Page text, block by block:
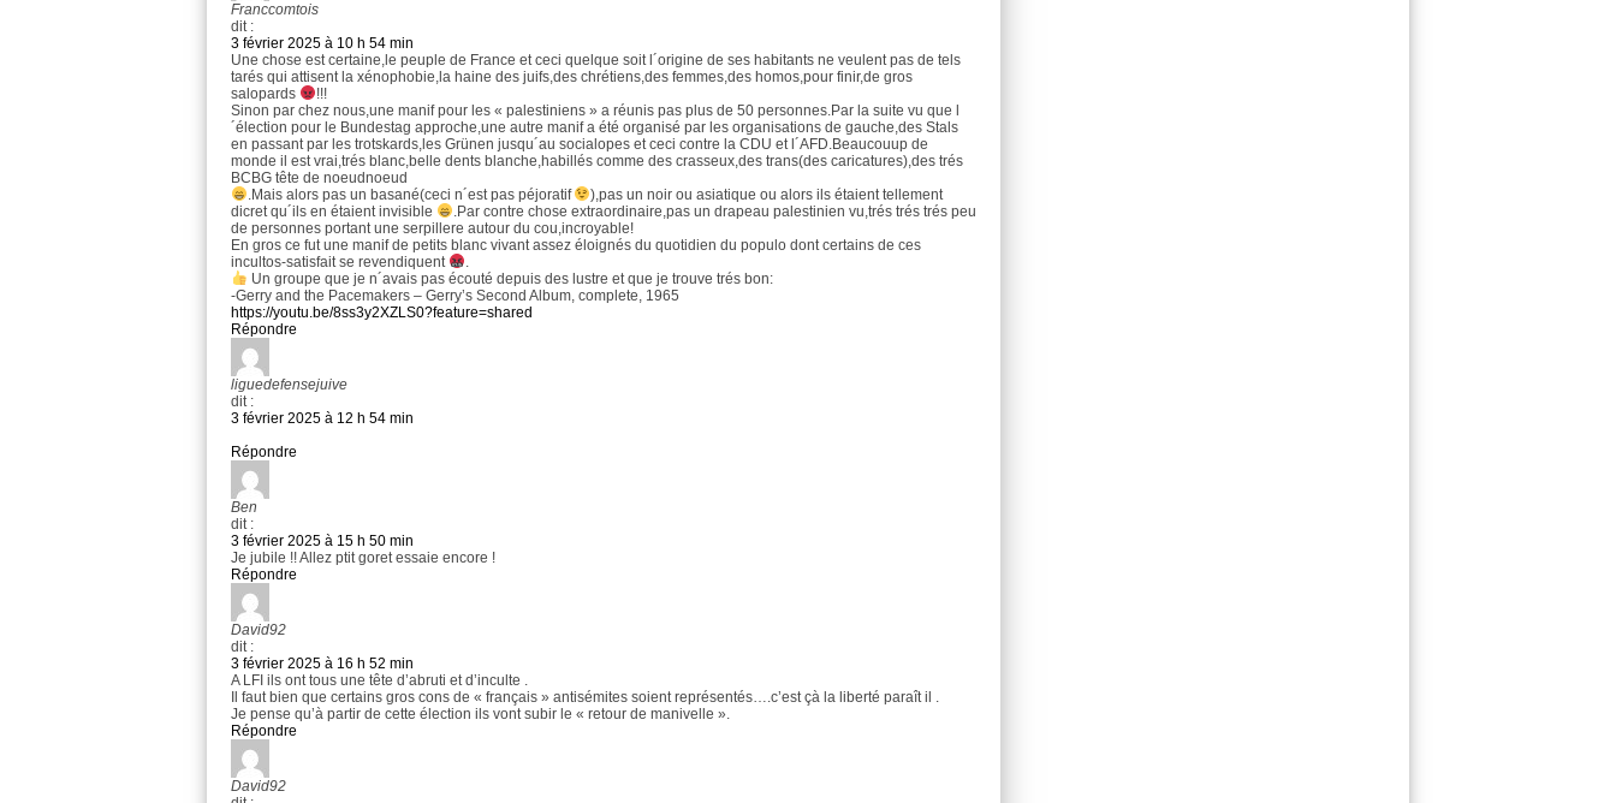
Franccomtois
dit :
3 février 2025 à 10 h 54 min
Une chose est certaine,le peuple de France et ceci quelque soit l´origine de ses habitants ne veulent pas de tels
tarés qui attisent la xénophobie,la haine des juifs,des chrétiens,des femmes,des homos,pour finir,de gros
salopards
!!!
Sinon par chez nous,une manif pour les « palestiniens » a réunis pas plus de 50 personnes.Par la suite vu que l
´élection pour le Bundestag approche,une autre manif a été organisé par les organisations de gauche,des Stals
en passant par les trotskards,les Grünen jusqu´au socialopes et ceci contre la CDU et l´AFD.Beaucouup de
monde il est vrai,trés blanc,belle dents blanche,habillés comme des crasseux,des trans(des caricatures),des trés
BCBG tête de noeudnoeud
.Mais alors pas un basané(ceci n´est pas péjoratif
),pas un noir ou asiatique ou alors ils étaient tellement
dicret qu´ils en étaient invisible
.Par contre chose extraordinaire,pas un drapeau palestinien vu,trés trés trés peu
de personnes portant une serpillere autour du cou,incroyable!
En gros ce fut une manif de petits blanc vivant assez éloignés du quotidien du populo dont certains de ces
incultos-satisfait se revendiquent
.
Un groupe que je n´avais pas écouté depuis des lustre et que je trouve trés bon:
-Gerry and the Pacemakers – Gerry’s Second Album, complete, 1965
https://youtu.be/8ss3y2XZLS0?feature=shared
Répondre
liguedefensejuive
dit :
3 février 2025 à 12 h 54 min
Répondre
Ben
dit :
3 février 2025 à 15 h 50 min
Je jubile !! Allez ptit goret essaie encore !
Répondre
David92
dit :
3 février 2025 à 16 h 52 min
A LFI ils ont tous une tête d’abruti et d’inculte .
Il faut bien que certains gros cons de « français » antisémites soient représentés….c’est çà la liberté paraît il .
Je pense qu’à partir de cette élection ils vont subir le « retour de manivelle ».
Répondre
David92